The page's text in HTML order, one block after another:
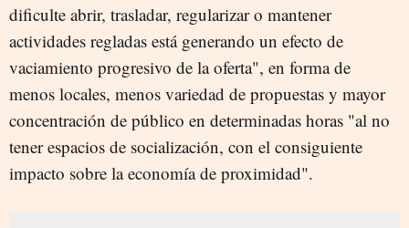
dificulte abrir, trasladar, regularizar o mantener
actividades regladas está generando un efecto de
vaciamiento progresivo de la oferta", en forma de
menos locales, menos variedad de propuestas y mayor
concentración de público en determinadas horas "al no
tener espacios de socialización, con el consiguiente
impacto sobre la economía de proximidad".